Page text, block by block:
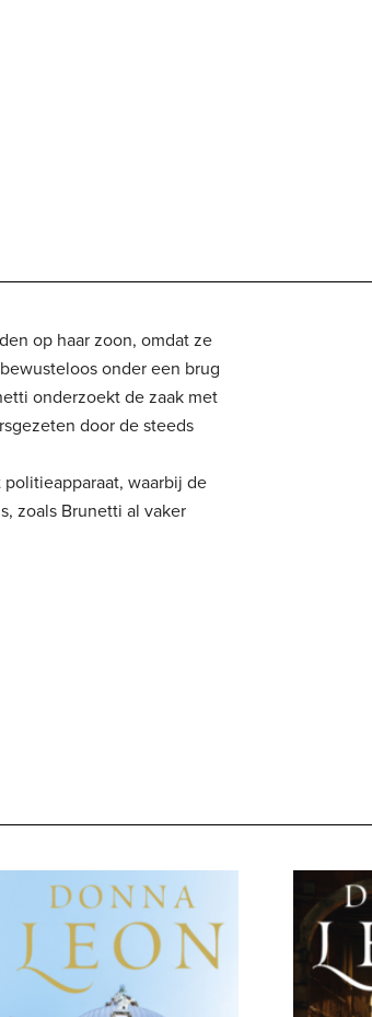
op haar zoon, omdat ze
onder een brug
onderzoekt de zaak met
door de steeds
waarbij de
zoals Brunetti al vaker